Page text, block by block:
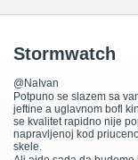
Stormwatch
@NaIvan
Potpuno se slazem sa
jeftine a uglavnom bofl
se kvalitet rapidno nije
napravljenoj kod
skele.